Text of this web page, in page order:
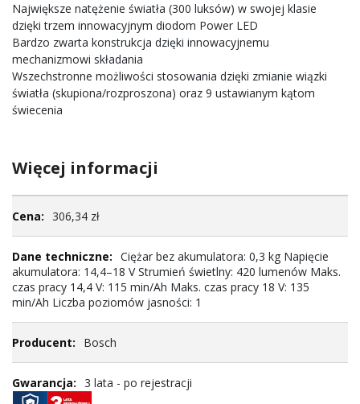
Największe natężenie światła (300 luksów) w swojej klasie
dzięki trzem innowacyjnym diodom Power LED
Bardzo zwarta konstrukcja dzięki innowacyjnemu
mechanizmowi składania
Wszechstronne możliwości stosowania dzięki zmianie wiązki
światła (skupiona/rozproszona) oraz 9 ustawianym kątom
świecenia
Więcej informacji
informacji306,34 zł
Ciężar bez akumulatora: 0,3 kg Napięcie
akumulatora: 14,4–18 V Strumień świetlny: 420 lumenów Maks.
czas pracy 14,4 V: 115 min/Ah Maks. czas pracy 18 V: 135
min/Ah Liczba poziomów jasności: 1
Bosch
3 lata - po rejestracji